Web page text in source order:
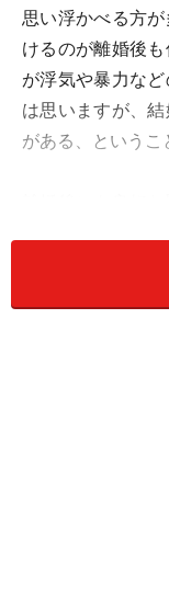
思い浮かべる方
けるのが離婚後
が浮気や暴力な
は思いますが、
がある、というこ